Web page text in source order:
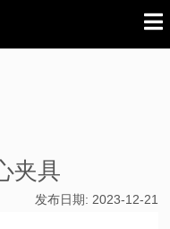
夹具
发布日期: 2023-12-21